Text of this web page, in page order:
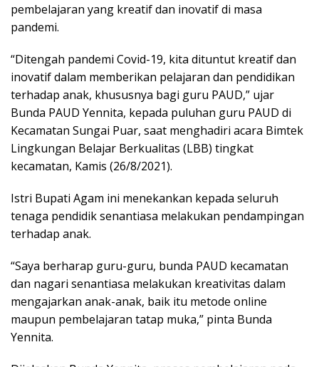
pembelajaran yang kreatif dan inovatif di masa
pandemi.
“Ditengah pandemi Covid-19, kita dituntut kreatif dan
inovatif dalam memberikan pelajaran dan pendidikan
terhadap anak, khususnya bagi guru PAUD,” ujar
Bunda PAUD Yennita, kepada puluhan guru PAUD di
Kecamatan Sungai Puar, saat menghadiri acara Bimtek
Lingkungan Belajar Berkualitas (LBB) tingkat
kecamatan, Kamis (26/8/2021).
Istri Bupati Agam ini menekankan kepada seluruh
tenaga pendidik senantiasa melakukan pendampingan
terhadap anak.
“Saya berharap guru-guru, bunda PAUD kecamatan
dan nagari senantiasa melakukan kreativitas dalam
mengajarkan anak-anak, baik itu metode online
maupun pembelajaran tatap muka,” pinta Bunda
Yennita.